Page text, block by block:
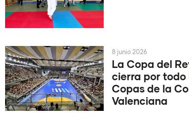
La Copa del
cierra por todo
Copas de la
Valenciana
8 junio 2026